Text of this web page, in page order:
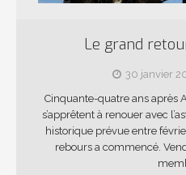
Le grand
30 janvier
Cinquante-quatre ans après
s’apprêtent à renouer avec
historique prévue entre
rebours a commencé.